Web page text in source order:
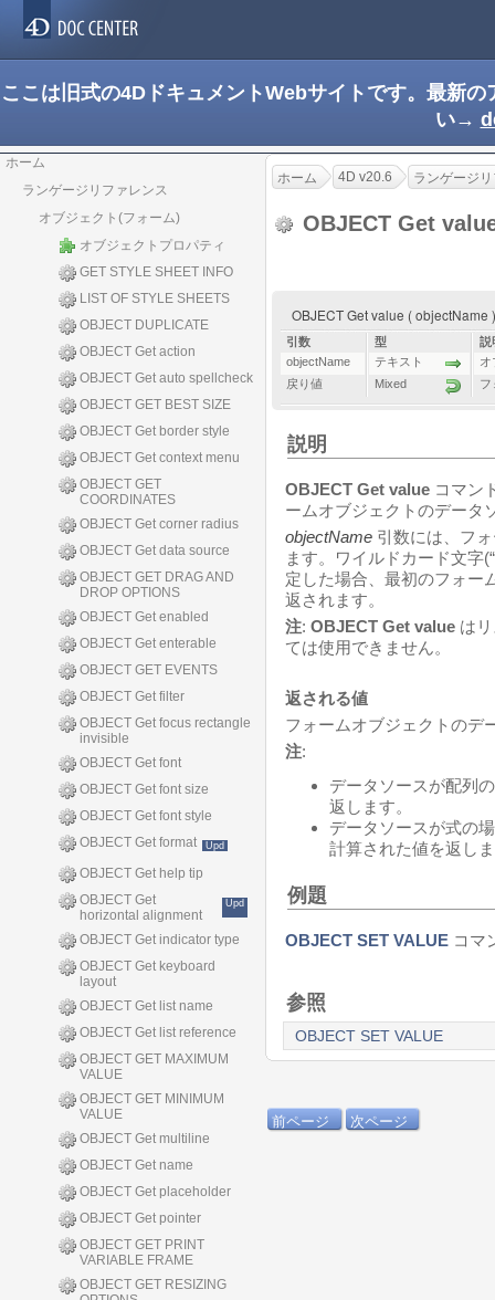
ここは旧式の4DドキュメントWebサイトです。最新
い→
ホーム
ランゲージリファレンス
オブジェクト(フォーム)
オブジェクトプロパティ
GET STYLE SHEET INFO
LIST OF STYLE SHEETS
OBJECT DUPLICATE
OBJECT Get action
OBJECT Get auto spellcheck
OBJECT GET BEST SIZE
OBJECT Get border style
OBJECT Get context menu
OBJECT GET
COORDINATES
OBJECT Get corner radius
OBJECT Get data source
OBJECT GET DRAG AND
DROP OPTIONS
OBJECT Get enabled
OBJECT Get enterable
OBJECT GET EVENTS
OBJECT Get filter
OBJECT Get focus rectangle
invisible
OBJECT Get font
OBJECT Get font size
OBJECT Get font style
OBJECT Get format
Upd
OBJECT Get help tip
OBJECT Get
horizontal alignment
Upd
OBJECT Get indicator type
OBJECT Get keyboard
layout
OBJECT Get list name
OBJECT Get list reference
OBJECT GET MAXIMUM
VALUE
OBJECT GET MINIMUM
VALUE
OBJECT Get multiline
OBJECT Get name
OBJECT Get placeholder
OBJECT Get pointer
OBJECT GET PRINT
VARIABLE FRAME
OBJECT GET RESIZING
ホーム 4D v20.6 ランゲージ
OBJECT Get
OBJECT Get value ( objectName
引数 型
説
objectName
テキスト
オ
戻り値
Mixed フ
説明
OBJECT Get value コマン
ームオブジェクトのデータ
objectName 引数には、フ
ます。ワイルドカード文字
定した場合、最初のフォー
返されます。
注: OBJECT Get value は
ては使用できません。
返される値
フォームオブジェクトのデ
注:
データソースが配列
返します。
データソースが式の
計算された値を返し
例題
OBJECT SET VALUE コマ
参照
OBJECT SET VALUE
前ページ 次ページ